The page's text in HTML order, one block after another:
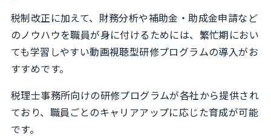
税制改正に加えて、財務分析や補助金・助成金申請など
のノウハウを職員が身に付けるためには、繁忙期におい
ても学習しやすい動画視聴型研修プログラムの導入がお
すすめです。
税理士事務所向けの研修プログラムが各社から提供され
ており、職員ごとのキャリアアップに応じた育成が可能
です。